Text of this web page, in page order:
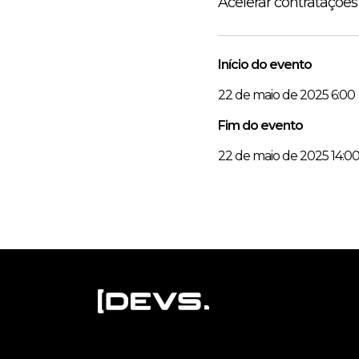
Início do evento
22 de maio de 2025 6:00
Fim do evento
22 de maio de 2025 14:00